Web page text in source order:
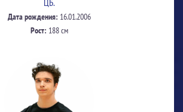
ЦБ.
Дата рождения: 16.01.2006
Рост: 188 см